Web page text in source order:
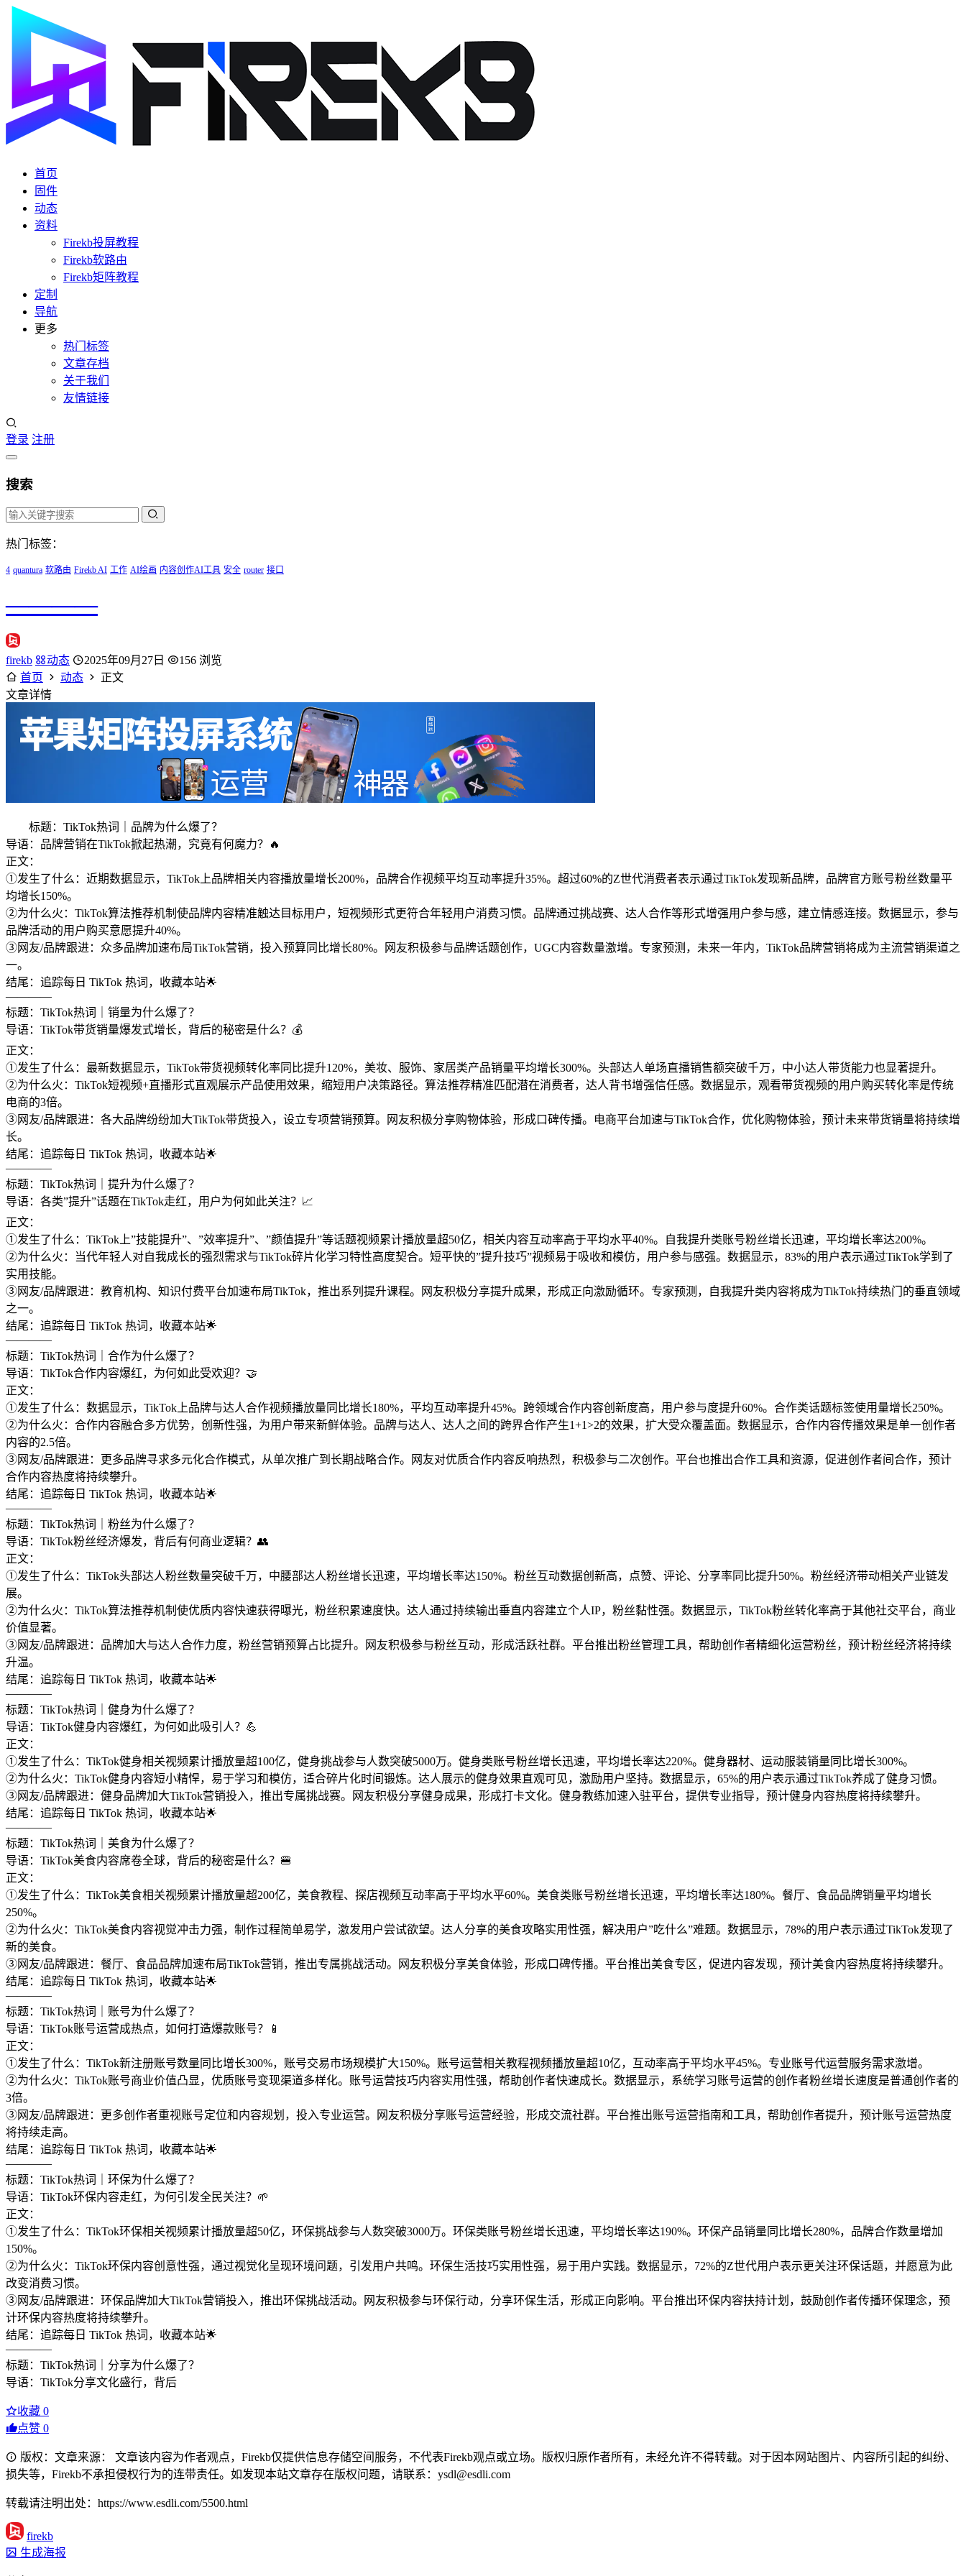
首页
固件
动态
资料
Firekb投屏教程
Firekb软路由
Firekb矩阵教程
定制
导航
更多
热门标签
文章存档
关于我们
友情链接
登录 注册
搜索
热门标签：
4 quantura 软路由 Firekb AI 工作 AI绘画 内容创作AI工具 安全 router 接口
————
firekb 动态 2025年09月27日
156 浏览
首页
动态
正文
文章详情
标题：TikTok热词｜品牌为什么爆了？
导语：品牌营销在TikTok掀起热潮，究竟有何魔力？🔥
正文：
①发生了什么：近期数据显示，TikTok上品牌相关内容播放量增长200%，品牌合作视频平均互动率提升35%。超过60%的Z世代消费者表示通过TikTok发现新品牌，品牌官方账号粉丝数量平
均增长150%。
②为什么火：TikTok算法推荐机制使品牌内容精准触达目标用户，短视频形式更符合年轻用户消费习惯。品牌通过挑战赛、达人合作等形式增强用户参与感，建立情感连接。数据显示，参与
品牌活动的用户购买意愿提升40%。
③网友/品牌跟进：众多品牌加速布局TikTok营销，投入预算同比增长80%。网友积极参与品牌话题创作，UGC内容数量激增。专家预测，未来一年内，TikTok品牌营销将成为主流营销渠道之
一。
结尾：追踪每日 TikTok 热词，收藏本站🌟
————
标题：TikTok热词｜销量为什么爆了？
导语：TikTok带货销量爆发式增长，背后的秘密是什么？💰
正文：
①发生了什么：最新数据显示，TikTok带货视频转化率同比提升120%，美妆、服饰、家居类产品销量平均增长300%。头部达人单场直播销售额突破千万，中小达人带货能力也显著提升。
②为什么火：TikTok短视频+直播形式直观展示产品使用效果，缩短用户决策路径。算法推荐精准匹配潜在消费者，达人背书增强信任感。数据显示，观看带货视频的用户购买转化率是传统
电商的3倍。
③网友/品牌跟进：各大品牌纷纷加大TikTok带货投入，设立专项营销预算。网友积极分享购物体验，形成口碑传播。电商平台加速与TikTok合作，优化购物体验，预计未来带货销量将持续增
长。
结尾：追踪每日 TikTok 热词，收藏本站🌟
————
标题：TikTok热词｜提升为什么爆了？
导语：各类”提升”话题在TikTok走红，用户为何如此关注？📈
正文：
①发生了什么：TikTok上”技能提升”、”效率提升”、”颜值提升”等话题视频累计播放量超50亿，相关内容互动率高于平均水平40%。自我提升类账号粉丝增长迅速，平均增长率达200%。
②为什么火：当代年轻人对自我成长的强烈需求与TikTok碎片化学习特性高度契合。短平快的”提升技巧”视频易于吸收和模仿，用户参与感强。数据显示，83%的用户表示通过TikTok学到了
实用技能。
③网友/品牌跟进：教育机构、知识付费平台加速布局TikTok，推出系列提升课程。网友积极分享提升成果，形成正向激励循环。专家预测，自我提升类内容将成为TikTok持续热门的垂直领域
之一。
结尾：追踪每日 TikTok 热词，收藏本站🌟
————
标题：TikTok热词｜合作为什么爆了？
导语：TikTok合作内容爆红，为何如此受欢迎？🤝
正文：
①发生了什么：数据显示，TikTok上品牌与达人合作视频播放量同比增长180%，平均互动率提升45%。跨领域合作内容创新度高，用户参与度提升60%。合作类话题标签使用量增长250%。
②为什么火：合作内容融合多方优势，创新性强，为用户带来新鲜体验。品牌与达人、达人之间的跨界合作产生1+1>2的效果，扩大受众覆盖面。数据显示，合作内容传播效果是单一创作者
内容的2.5倍。
③网友/品牌跟进：更多品牌寻求多元化合作模式，从单次推广到长期战略合作。网友对优质合作内容反响热烈，积极参与二次创作。平台也推出合作工具和资源，促进创作者间合作，预计
合作内容热度将持续攀升。
结尾：追踪每日 TikTok 热词，收藏本站🌟
————
标题：TikTok热词｜粉丝为什么爆了？
导语：TikTok粉丝经济爆发，背后有何商业逻辑？👥
正文：
①发生了什么：TikTok头部达人粉丝数量突破千万，中腰部达人粉丝增长迅速，平均增长率达150%。粉丝互动数据创新高，点赞、评论、分享率同比提升50%。粉丝经济带动相关产业链发
展。
②为什么火：TikTok算法推荐机制使优质内容快速获得曝光，粉丝积累速度快。达人通过持续输出垂直内容建立个人IP，粉丝黏性强。数据显示，TikTok粉丝转化率高于其他社交平台，商业
价值显著。
③网友/品牌跟进：品牌加大与达人合作力度，粉丝营销预算占比提升。网友积极参与粉丝互动，形成活跃社群。平台推出粉丝管理工具，帮助创作者精细化运营粉丝，预计粉丝经济将持续
升温。
结尾：追踪每日 TikTok 热词，收藏本站🌟
————
标题：TikTok热词｜健身为什么爆了？
导语：TikTok健身内容爆红，为何如此吸引人？💪
正文：
①发生了什么：TikTok健身相关视频累计播放量超100亿，健身挑战参与人数突破5000万。健身类账号粉丝增长迅速，平均增长率达220%。健身器材、运动服装销量同比增长300%。
②为什么火：TikTok健身内容短小精悍，易于学习和模仿，适合碎片化时间锻炼。达人展示的健身效果直观可见，激励用户坚持。数据显示，65%的用户表示通过TikTok养成了健身习惯。
③网友/品牌跟进：健身品牌加大TikTok营销投入，推出专属挑战赛。网友积极分享健身成果，形成打卡文化。健身教练加速入驻平台，提供专业指导，预计健身内容热度将持续攀升。
结尾：追踪每日 TikTok 热词，收藏本站🌟
————
标题：TikTok热词｜美食为什么爆了？
导语：TikTok美食内容席卷全球，背后的秘密是什么？🍔
正文：
①发生了什么：TikTok美食相关视频累计播放量超200亿，美食教程、探店视频互动率高于平均水平60%。美食类账号粉丝增长迅速，平均增长率达180%。餐厅、食品品牌销量平均增长
250%。
②为什么火：TikTok美食内容视觉冲击力强，制作过程简单易学，激发用户尝试欲望。达人分享的美食攻略实用性强，解决用户”吃什么”难题。数据显示，78%的用户表示通过TikTok发现了
新的美食。
③网友/品牌跟进：餐厅、食品品牌加速布局TikTok营销，推出专属挑战活动。网友积极分享美食体验，形成口碑传播。平台推出美食专区，促进内容发现，预计美食内容热度将持续攀升。
结尾：追踪每日 TikTok 热词，收藏本站🌟
————
标题：TikTok热词｜账号为什么爆了？
导语：TikTok账号运营成热点，如何打造爆款账号？📱
正文：
①发生了什么：TikTok新注册账号数量同比增长300%，账号交易市场规模扩大150%。账号运营相关教程视频播放量超10亿，互动率高于平均水平45%。专业账号代运营服务需求激增。
②为什么火：TikTok账号商业价值凸显，优质账号变现渠道多样化。账号运营技巧内容实用性强，帮助创作者快速成长。数据显示，系统学习账号运营的创作者粉丝增长速度是普通创作者的
3倍。
③网友/品牌跟进：更多创作者重视账号定位和内容规划，投入专业运营。网友积极分享账号运营经验，形成交流社群。平台推出账号运营指南和工具，帮助创作者提升，预计账号运营热度
将持续走高。
结尾：追踪每日 TikTok 热词，收藏本站🌟
————
标题：TikTok热词｜环保为什么爆了？
导语：TikTok环保内容走红，为何引发全民关注？🌱
正文：
①发生了什么：TikTok环保相关视频累计播放量超50亿，环保挑战参与人数突破3000万。环保类账号粉丝增长迅速，平均增长率达190%。环保产品销量同比增长280%，品牌合作数量增加
150%。
②为什么火：TikTok环保内容创意性强，通过视觉化呈现环境问题，引发用户共鸣。环保生活技巧实用性强，易于用户实践。数据显示，72%的Z世代用户表示更关注环保话题，并愿意为此
改变消费习惯。
③网友/品牌跟进：环保品牌加大TikTok营销投入，推出环保挑战活动。网友积极参与环保行动，分享环保生活，形成正向影响。平台推出环保内容扶持计划，鼓励创作者传播环保理念，预
计环保内容热度将持续攀升。
结尾：追踪每日 TikTok 热词，收藏本站🌟
————
标题：TikTok热词｜分享为什么爆了？
导语：TikTok分享文化盛行，背后
收藏 0
点赞 0
版权：文章来源： 文章该内容为作者观点，Firekb仅提供信息存储空间服务，不代表Firekb观点或立场。版权归原作者所有，未经允许不得转载。对于因本网站图片、内容所引起的纠纷、
损失等，Firekb不承担侵权行为的连带责任。如发现本站文章存在版权问题，请联系：ysdl@esdli.com
转载请注明出处：https://www.esdli.com/5500.html
firekb
生成海报